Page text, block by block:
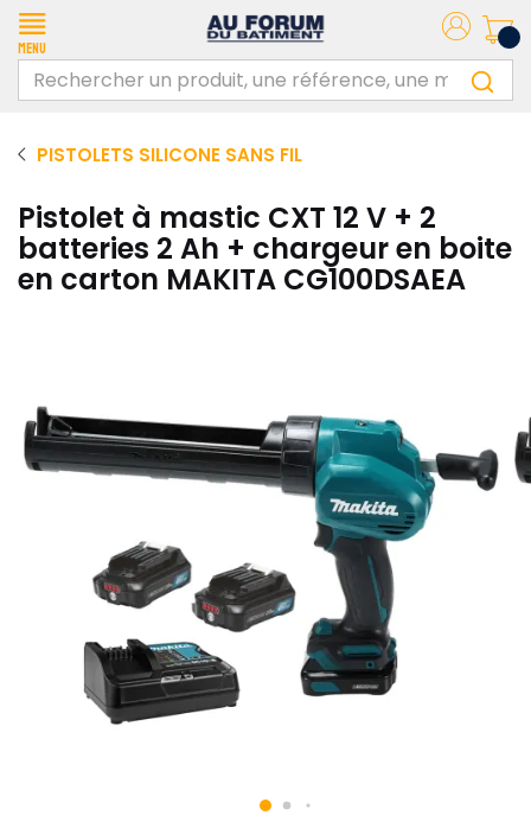
Menu
PISTOLETS SILICONE SANS FIL
Pistolet à mastic CXT 12 V + 2
batteries 2 Ah + chargeur en boite
en carton MAKITA CG100DSAEA